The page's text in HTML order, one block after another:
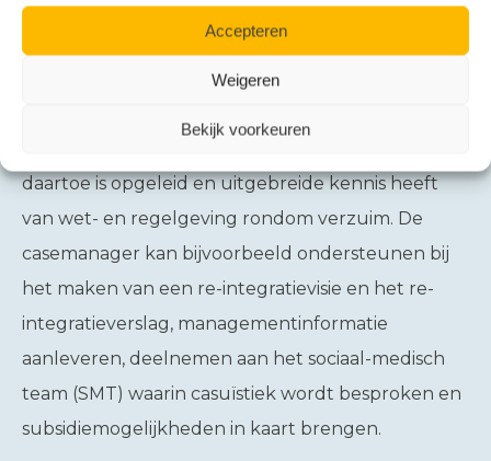
Accepteren
Weigeren
Bekijk voorkeuren
het kader van de re-integratie. De rol van
casemanager kan intern worden opgepakt door
de leidinggevende of iemand van
daartoe is opgeleid en uitgebreide kennis heeft
van wet- en regelgeving rondom verzuim. De
casemanager kan bijvoorbeeld ondersteunen bij
het maken van een re-integratievisie en het re-
integratieverslag, managementinformatie
aanleveren, deelnemen aan het sociaal-medisch
team (SMT) waarin casuïstiek wordt besproken en
subsidiemogelijkheden in kaart brengen.